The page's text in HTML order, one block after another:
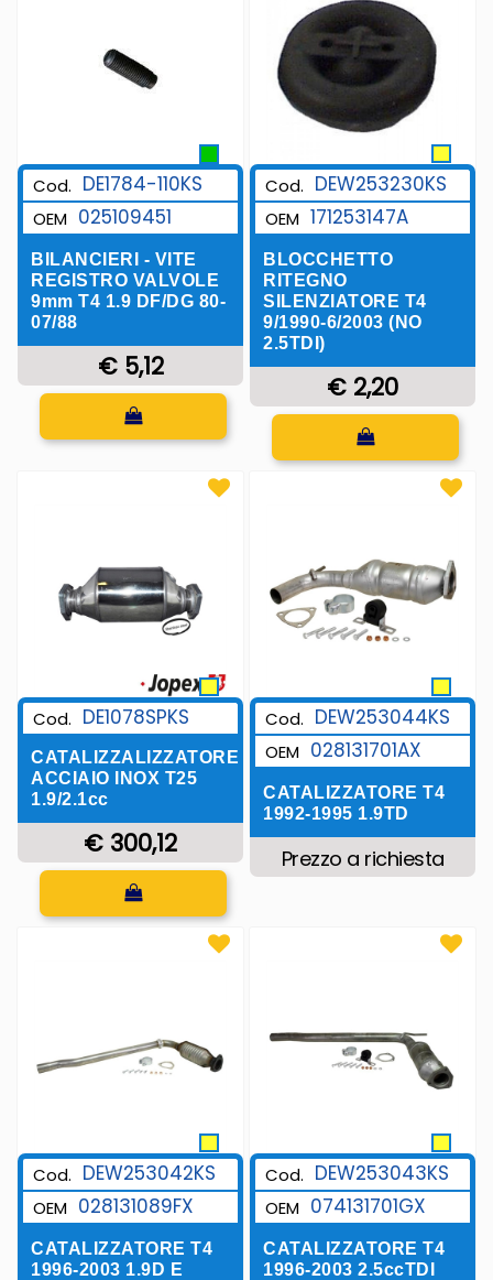
Cod. DE1784-110KS
OEM 025109451
BILANCIERI - VITE
REGISTRO VALVOLE
9mm T4 1.9 DF/DG 80-
07/88
€ 5,12
Quantità
Cod. DEW253230KS
OEM 171253147A
BLOCCHETTO
RITEGNO
SILENZIATORE T4
9/1990-6/2003 (NO
2.5TDI)
€ 2,20
Quantità
Cod. DE1078SPKS
CATALIZZALIZZATORE
ACCIAIO INOX T25
1.9/2.1cc
€ 300,12
Quantità
Cod. DEW253044KS
OEM 028131701AX
CATALIZZATORE T4
1992-1995 1.9TD
Prezzo a richiesta
Cod. DEW253042KS
OEM 028131089FX
CATALIZZATORE T4
1996-2003 1.9D E
Cod. DEW253043KS
OEM 074131701GX
CATALIZZATORE T4
1996-2003 2.5ccTDI